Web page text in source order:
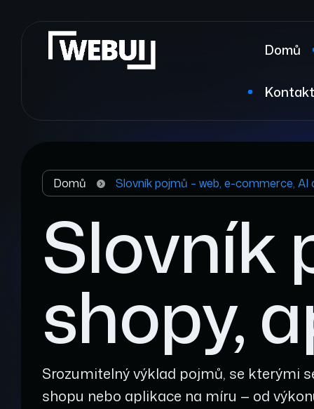
Domů
Kontakt
Domů Slovník pojmů – web, e-commerce, AI
Slovník
shopy,
Srozumitelný výklad pojmů, se kterými
shopu nebo aplikace na míru — od